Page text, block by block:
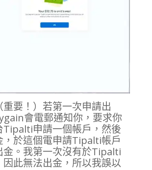
重要！）若第一次申請出
會電郵通知你，要求你
Tipalti申請一個帳戶，然後
，於這個電申請Tipalti帳戶
金。我第一次沒有於Tipalti
因此無法出金，所以我誤以